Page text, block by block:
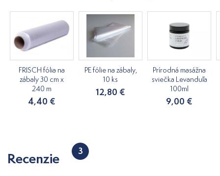
FRISCH fólia na
zábaly 30 cm x
240 m
4,40 €
PE fólie na zábaly,
10 ks
12,80 €
Prírodná masážna
sviečka Levanduľa
100ml
9,00 €
Recenzie 3